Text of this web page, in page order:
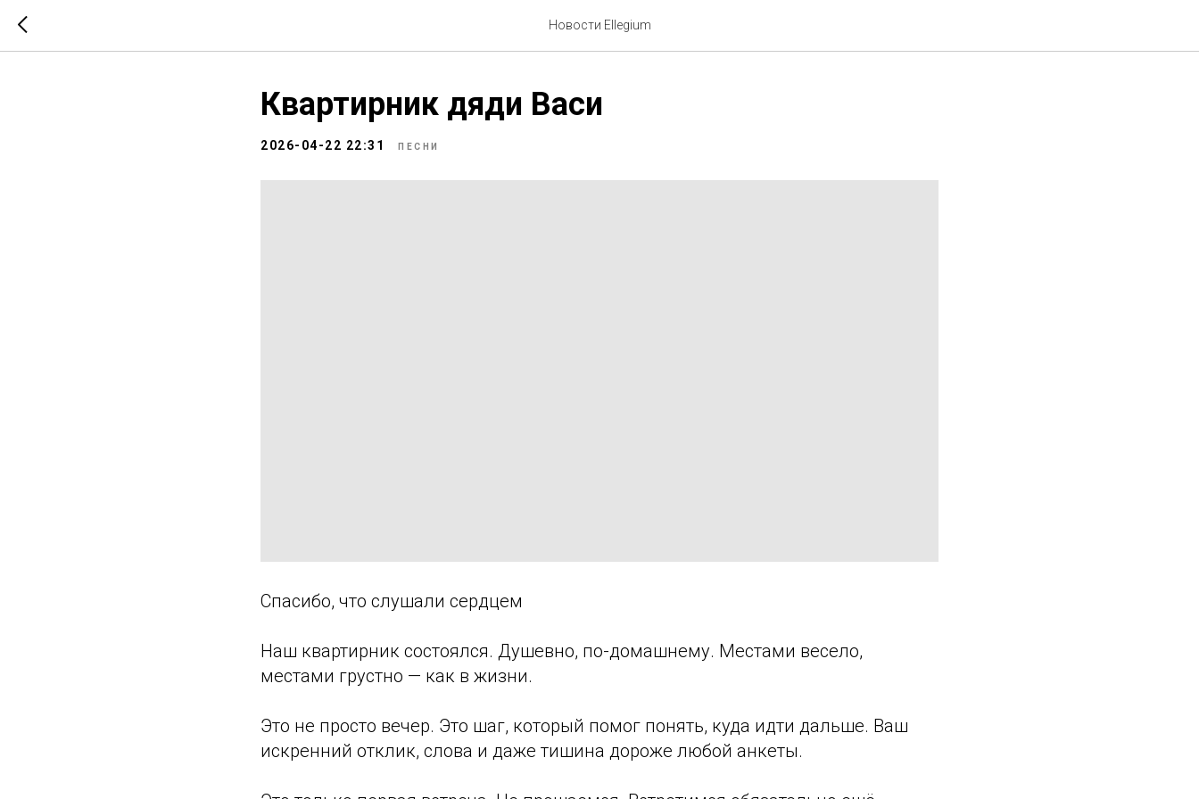
Новости Ellegium
Квартирник дяди Васи
2026-04-22 22:31 ПЕСНИ
Спасибо, что слушали сердцем
Наш квартирник состоялся. Душевно, по-домашнему. Местами весело,
местами грустно — как в жизни.
Это не просто вечер. Это шаг, который помог понять, куда идти дальше. Ваш
искренний отклик, слова и даже тишина дороже любой анкеты.